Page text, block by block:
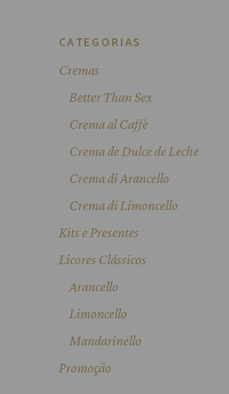
CATEGORIAS
Cremas
Better Than Sex
Crema al Caffè
Crema de Dulce de Leche
Crema di Arancello
Crema di Limoncello
Kits e Presentes
Licores Clássicos
Arancello
Limoncello
Mandarinello
Promoção